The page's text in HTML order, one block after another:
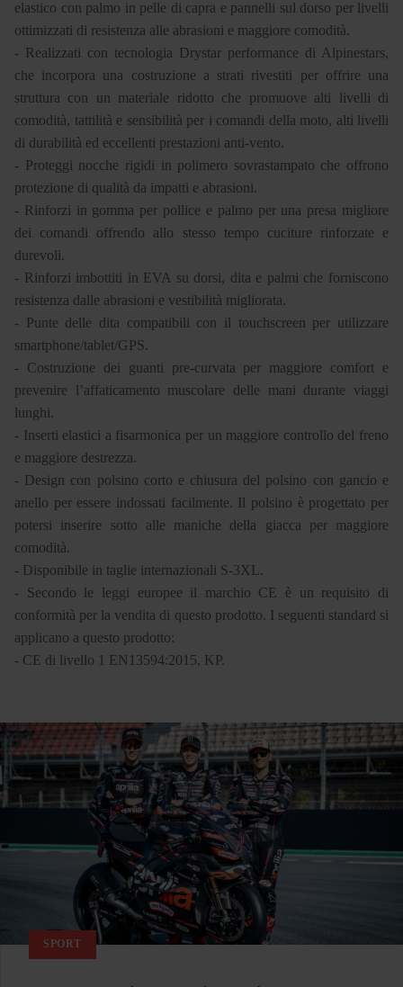
elastico con palmo in pelle di capra e pannelli sul dorso per livelli
ottimizzati di resistenza alle abrasioni e maggiore comodità.
- Realizzati con tecnologia Drystar performance di Alpinestars,
che incorpora una costruzione a strati rivestiti per offrire una
struttura con un materiale ridotto che promuove alti livelli di
comodità, tattilità e sensibilità per i comandi della moto, alti livelli
di durabilità ed eccellenti prestazioni anti-vento.
- Proteggi nocche rigidi in polimero sovrastampato che offrono
protezione di qualità da impatti e abrasioni.
- Rinforzi in gomma per pollice e palmo per una presa migliore
dei comandi offrendo allo stesso tempo cuciture rinforzate e
durevoli.
- Rinforzi imbottiti in EVA su dorsi, dita e palmi che forniscono
resistenza dalle abrasioni e vestibilità migliorata.
- Punte delle dita compatibili con il touchscreen per utilizzare
smartphone/tablet/GPS.
- Costruzione dei guanti pre-curvata per maggiore comfort e
prevenire l’affaticamento muscolare delle mani durante viaggi
lunghi.
- Inserti elastici a fisarmonica per un maggiore controllo del freno
e maggiore destrezza.
- Design con polsino corto e chiusura del polsino con gancio e
anello per essere indossati facilmente. Il polsino è progettato per
potersi inserire sotto alle maniche della giacca per maggiore
comodità.
- Disponibile in taglie internazionali S-3XL.
- Secondo le leggi europee il marchio CE è un requisito di
conformità per la vendita di questo prodotto. I seguenti standard si
applicano a questo prodotto:
- CE di livello 1 EN13594:2015, KP.
SPORT